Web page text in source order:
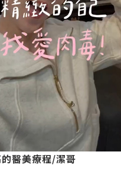
醫美療程/潔哥